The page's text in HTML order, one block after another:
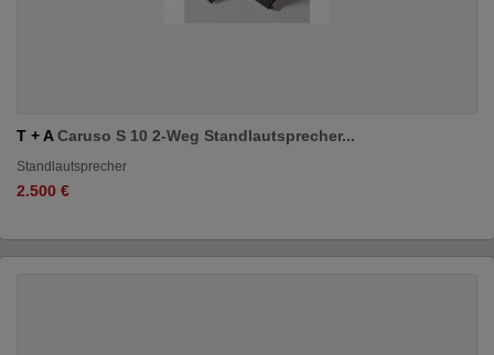
T + ACaruso S 10 2-Weg Standlautsprecher...
Standlautsprecher
2.500 €